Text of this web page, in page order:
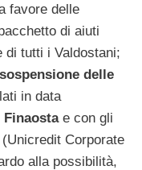
favore delle
di aiuti
di tutti i Valdostani;
sospensione delle
in data
Finaostae con gli
(Unicredit Corporate
alla possibilità,